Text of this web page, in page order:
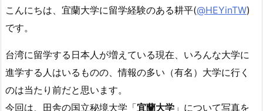
こんにちは、宜蘭大学に留学経験のある耕平(@HEYinTW)
です。
台湾に留学する日本人が増えている現在、いろんな大学に
進学する人はいるものの、情報の多い（有名）大学に行く
のは当たり前だと思います。
今回は、田舎の国立秘境大学「宜蘭大学 」について写真を